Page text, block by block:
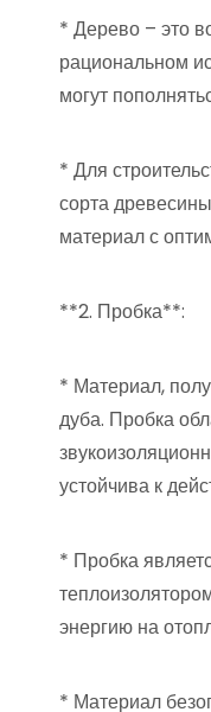
* Дерево – это
рациональном
могут
* Для
сорта
материал с
**2. Пробка**:
* Материал,
дуба. Пробка
устойчива к
* Пробка
энергию на
* Материал